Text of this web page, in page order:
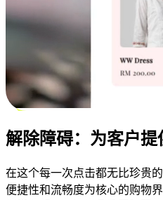
解除障碍：为客户
在这个每一次点击都无比珍贵
便捷性和流畅度为核心的购物